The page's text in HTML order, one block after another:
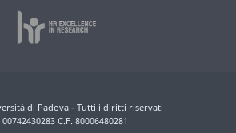
di Padova - Tutti i diritti riservati
00742430283 C.F. 80006480281